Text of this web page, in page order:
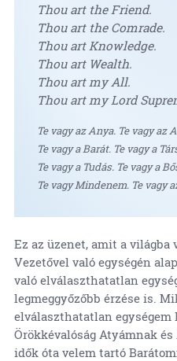
Thou art the Friend.
Thou art the Comrade.
Thou art Knowledge.
Thou art Wealth.
Thou art my All.
Thou art my Lord
Te vagy az Anya. Te vagy az
Te vagy a Barát. Te vagy a
Te vagy a Tudás. Te vagy a
Te vagy Mindenem. Te vagy
Ez az üzenet, amit a világba
Vezetővel való egységén
való elválaszthatatlan
legmeggyőzőbb érzése is.
elválaszthatatlan egységem
Örökkévalóság Atyámnak
idők óta velem tartó